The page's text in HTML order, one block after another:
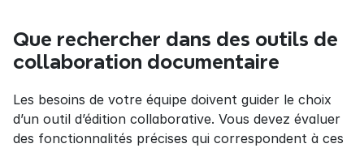
Que rechercher dans des outils de
collaboration documentaire
Les besoins de votre équipe doivent guider le choix
d’un outil d’édition collaborative. Vous devez évaluer
des fonctionnalités précises qui correspondent à ces